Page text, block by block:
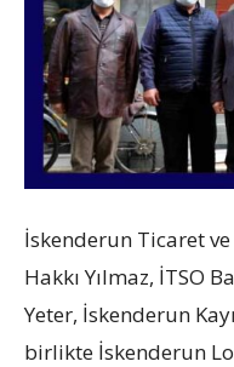
İskenderun Ticaret ve
Hakkı Yılmaz, İTSO
Yeter, İskenderun
birlikte İskenderun